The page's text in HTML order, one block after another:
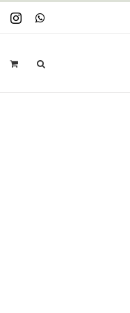
FacebookInstagramWhatsApp